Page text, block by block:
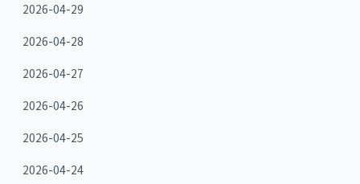
2026-04-29
2026-04-28
2026-04-27
2026-04-26
2026-04-25
2026-04-24